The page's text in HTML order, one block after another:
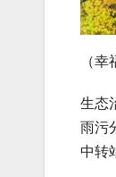
（
生态
雨污
中转